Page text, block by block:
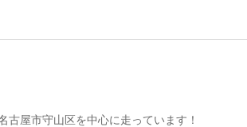
古屋市守山区を中心に走っています！